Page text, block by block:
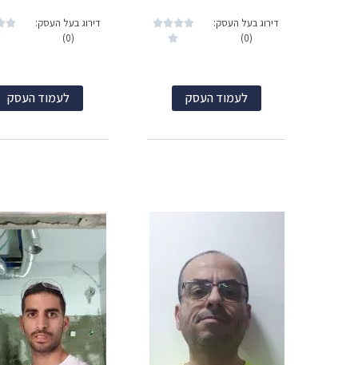
דירוג בעל העסק:
(0)





לעמוד העסק
דירוג בעל העסק:
(0)

לעמוד העסק